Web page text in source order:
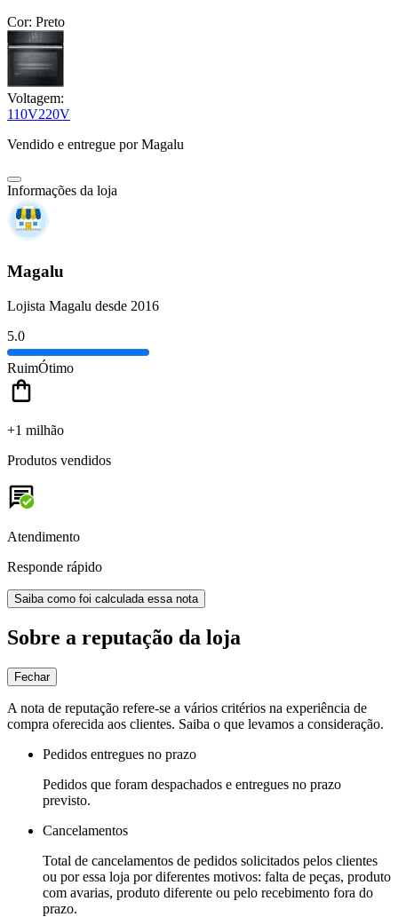
Cor: Preto
Voltagem:
110V220V
Vendido e entregue por Magalu
Informações da loja
Magalu
Lojista Magalu desde 2016
5.0
RuimÓtimo
+1 milhão
Produtos vendidos
Atendimento
Responde rápido
Saiba como foi calculada essa nota
Sobre a reputação da loja
Fechar
A nota de reputação refere-se a vários critérios na experiência de
compra oferecida aos clientes. Saiba o que levamos a consideração.
Pedidos entregues no prazo
Pedidos que foram despachados e entregues no prazo
previsto.
Cancelamentos
Total de cancelamentos de pedidos solicitados pelos clientes
ou por essa loja por diferentes motivos: falta de peças, produto
com avarias, produto diferente ou pelo recebimento fora do
prazo.